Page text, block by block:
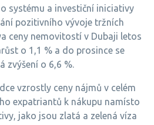
systému a investiční iniciativy
pozitivního vývoje tržních
ceny nemovitostí v Dubaji letos
o 1,1 % a do prosince se
zvýšení o 6,6 %.
vzrostly ceny nájmů v celém
expatriantů k nákupu namísto
jako jsou zlatá a zelená víza